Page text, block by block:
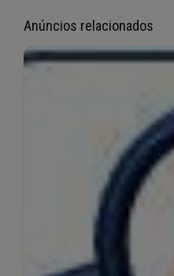
Anúncios relacionados